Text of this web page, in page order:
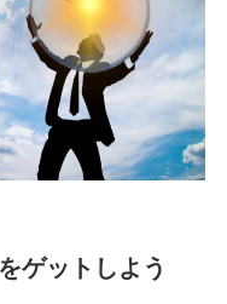
ゲットしよう